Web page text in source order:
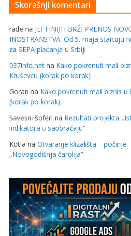
Skorašnji komentari
rade na JEFTINIJI I BRŽI PRENOS
INOSTRANSTVA: Od 5. maja startuju
za SEPA plaćanja u Srbiji
037info.net na Kako pokrenuti mali
Kruševcu (korak po korak)
Goran na Kako pokrenuti mali biznis u
(korak po korak)
Savesni šoferi na Rezultati projekta
indikatora u saobraćaju“
Kotla na Otvaranje klizališta – počinje
„Novogodišnja čarolija“